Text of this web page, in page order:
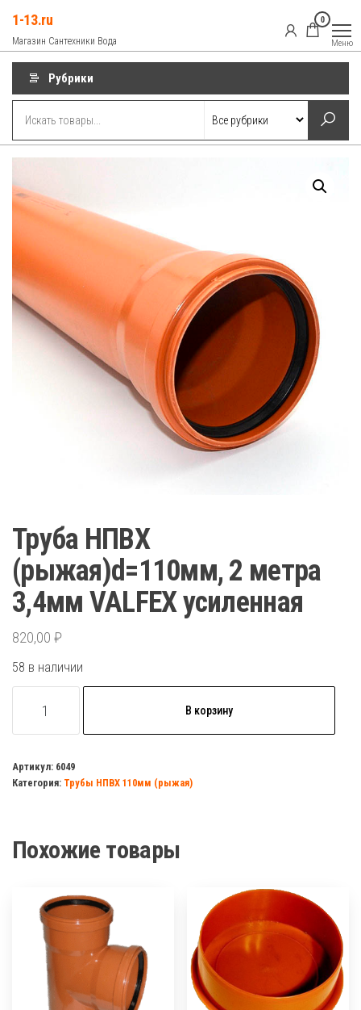
содержимому
1-13.ru
Магазин Сантехники Вода
0
Меню
Рубрики
Труба НПВХ
(рыжая)d=110мм, 2 метра
3,4мм VALFEX усиленная
820,00 ₽
58 в наличии
товара
НПВХ
(рыжая)d=110мм,
3,4мм
усиленная
В корзину
Артикул: 6049
Категория: Трубы НПВХ 110мм (рыжая)
Похожие товары